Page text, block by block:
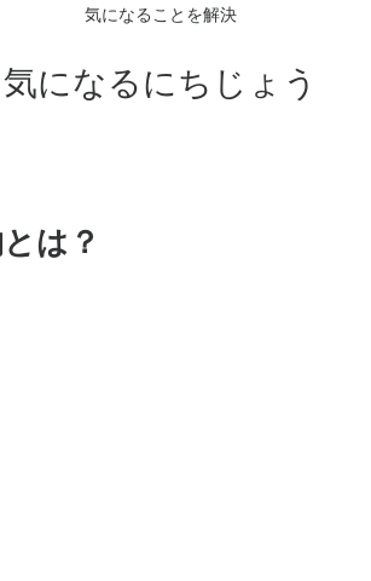
気になることを解決
気になるにちじょう
は？